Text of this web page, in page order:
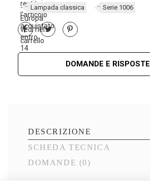
Lampada classica Serie 1006
DOMANDE E RISPOSTE
DESCRIZIONE
SCHEDA TECNICA
DOMANDE (0)